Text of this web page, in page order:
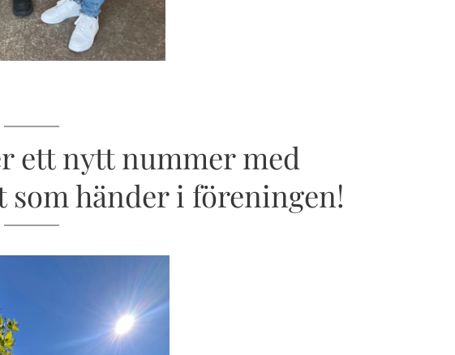
ett nytt nummer med
händer i föreningen!